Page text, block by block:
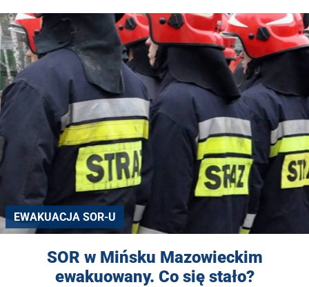
EWAKUACJA SOR-U
SOR w Mińsku Mazowieckim
ewakuowany. Co się stało?